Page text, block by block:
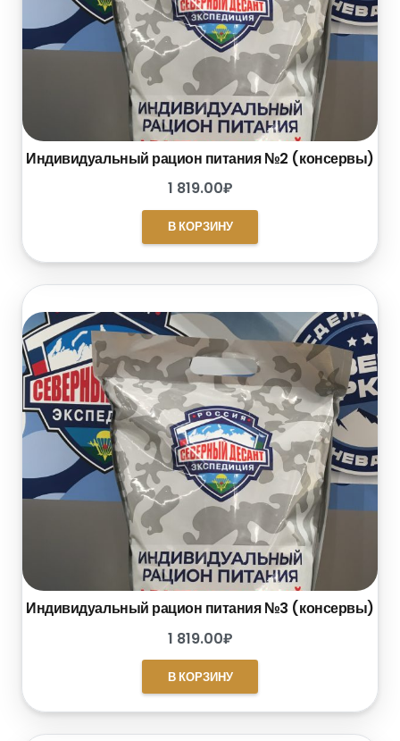
Индивидуальный рацион питания №2 (консервы)
1 819.00₽
В КОРЗИНУ
Индивидуальный рацион питания №3 (консервы)
1 819.00₽
В КОРЗИНУ